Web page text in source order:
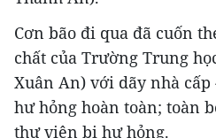
Cơn bão đi qua đã cuốn
chất của Trường Trung
Xuân An) với dãy nhà
hư hỏng hoàn toàn; toàn
thư viện bị hư hỏng.